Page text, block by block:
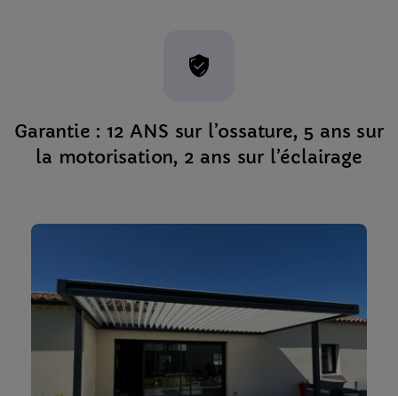
Garantie : 12 ANS sur l’ossature, 5 ans sur
la motorisation, 2 ans sur l’éclairage